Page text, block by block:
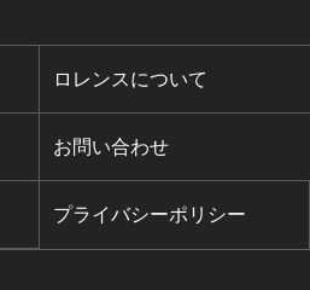
ロレンスについて
お問い合わせ
プライバシーポリシー